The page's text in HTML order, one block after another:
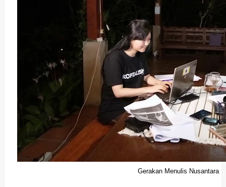
Gerakan Menulis Nusantara